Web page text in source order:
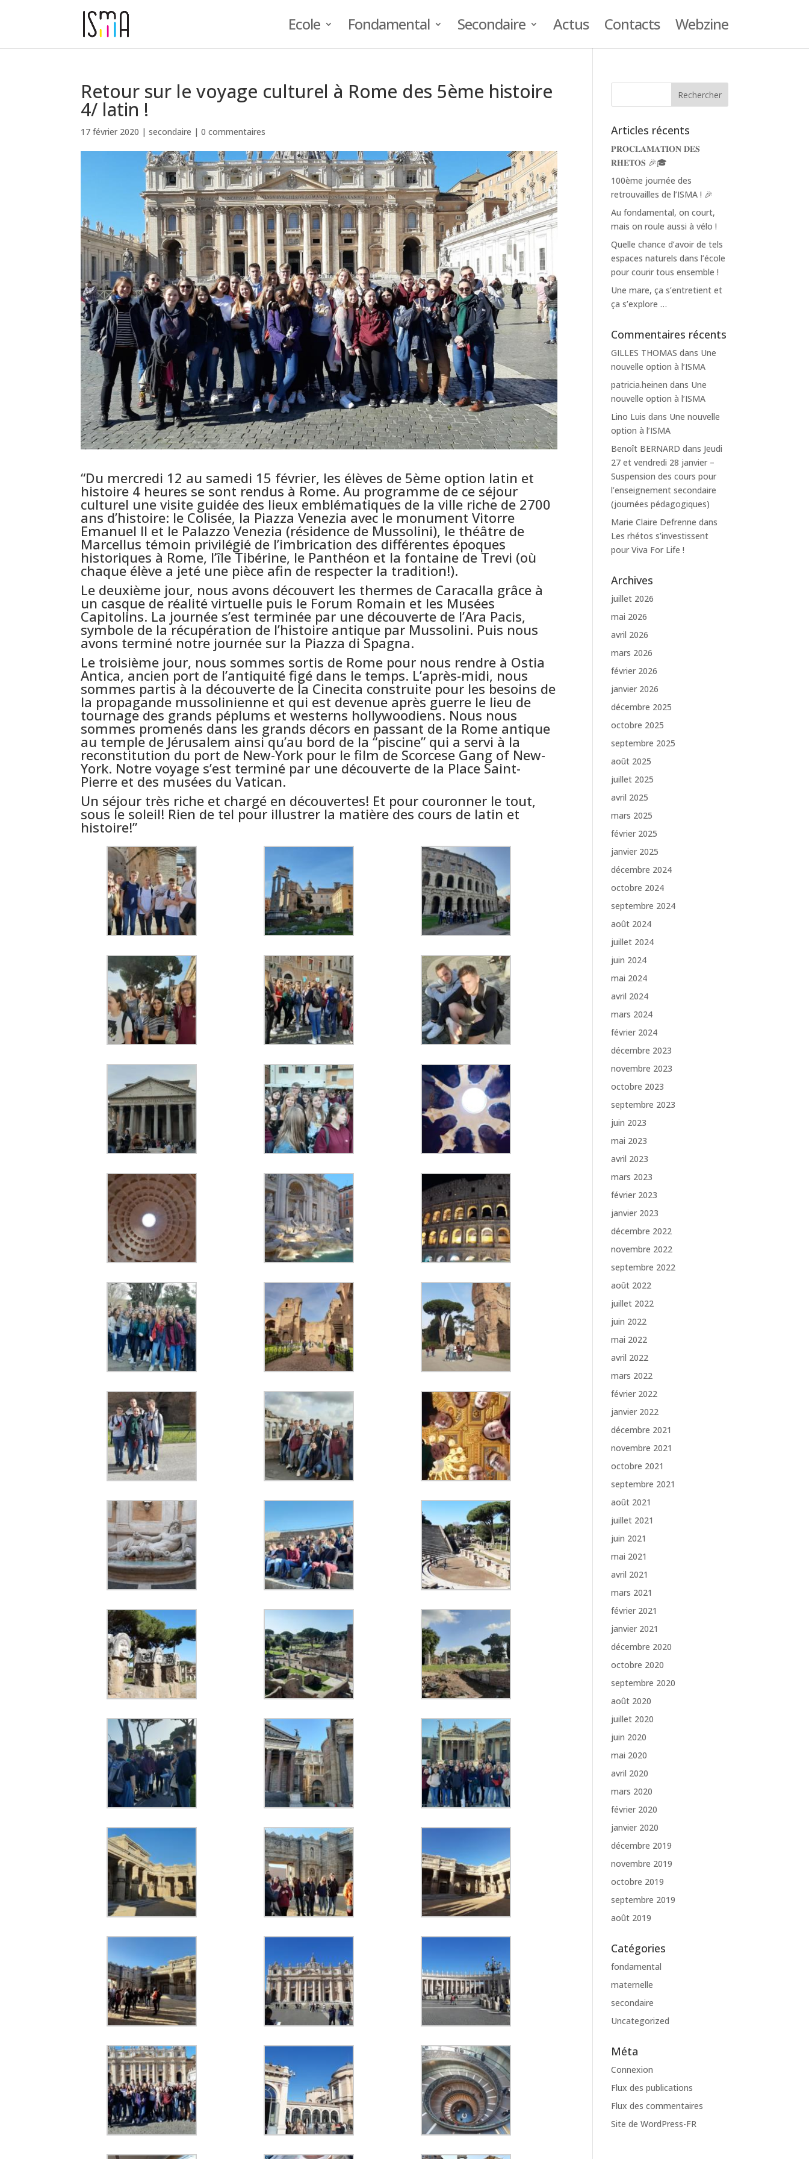
Ecole Fondamental Secondaire Actus Contacts Webzine
Retour sur le voyage culturel à Rome des 5ème histoire
4/ latin !
17 février 2020 |secondaire |0 commentaires
“Du mercredi 12 au samedi 15 février, les élèves de 5ème option latin et
histoire 4 heures se sont rendus à Rome. Au programme de ce séjour
culturel une visite guidée des lieux emblématiques de la ville riche de 2700
ans d’histoire: le Colisée, la Piazza Venezia avec le monument Vitorre
Emanuel II et le Palazzo Venezia (résidence de Mussolini), le théâtre de
Marcellus témoin privilégié de l’imbrication des différentes époques
historiques à Rome, l’île Tibérine, le Panthéon et la fontaine de Trevi (où
chaque élève a jeté une pièce afin de respecter la tradition!).
Le deuxième jour, nous avons découvert les thermes de Caracalla grâce à
un casque de réalité virtuelle puis le Forum Romain et les Musées
Capitolins. La journée s’est terminée par une découverte de l’Ara Pacis,
symbole de la récupération de l’histoire antique par Mussolini. Puis nous
avons terminé notre journée sur la Piazza di Spagna.
Le troisième jour, nous sommes sortis de Rome pour nous rendre à Ostia
Antica, ancien port de l’antiquité figé dans le temps. L’après-midi, nous
sommes partis à la découverte de la Cinecita construite pour les besoins de
la propagande mussolinienne et qui est devenue après guerre le lieu de
tournage des grands péplums et westerns hollywoodiens. Nous nous
sommes promenés dans les grands décors en passant de la Rome antique
au temple de Jérusalem ainsi qu’au bord de la “piscine” qui a servi à la
reconstitution du port de New-York pour le film de Scorcese Gang of New-
York. Notre voyage s’est terminé par une découverte de la Place Saint-
Pierre et des musées du Vatican.
Un séjour très riche et chargé en découvertes! Et pour couronner le tout,
sous le soleil! Rien de tel pour illustrer la matière des cours de latin et
histoire!”
Articles récents
𝐏𝐑𝐎𝐂𝐋𝐀𝐌𝐀𝐓𝐈𝐎𝐍 𝐃𝐄𝐒
𝐑𝐇𝐄𝐓𝐎𝐒 🎉🎓
100ème journée des
retrouvailles de l’ISMA ! 🎉
Au fondamental, on court,
mais on roule aussi à vélo !
Quelle chance d’avoir de tels
espaces naturels dans l’école
pour courir tous ensemble !
Une mare, ça s’entretient et
ça s’explore …
Commentaires récents
GILLES THOMAS dans Une
nouvelle option à l’ISMA
patricia.heinen dans Une
nouvelle option à l’ISMA
Lino Luis dans Une nouvelle
option à l’ISMA
Benoît BERNARD dans Jeudi
27 et vendredi 28 janvier –
Suspension des cours pour
l’enseignement secondaire
(journées pédagogiques)
Marie Claire Defrenne dans
Les rhétos s’investissent
pour Viva For Life !
Archives
juillet 2026
mai 2026
avril 2026
mars 2026
février 2026
janvier 2026
décembre 2025
octobre 2025
septembre 2025
août 2025
juillet 2025
avril 2025
mars 2025
février 2025
janvier 2025
décembre 2024
octobre 2024
septembre 2024
août 2024
juillet 2024
juin 2024
mai 2024
avril 2024
mars 2024
février 2024
décembre 2023
novembre 2023
octobre 2023
septembre 2023
juin 2023
mai 2023
avril 2023
mars 2023
février 2023
janvier 2023
décembre 2022
novembre 2022
septembre 2022
août 2022
juillet 2022
juin 2022
mai 2022
avril 2022
mars 2022
février 2022
janvier 2022
décembre 2021
novembre 2021
octobre 2021
septembre 2021
août 2021
juillet 2021
juin 2021
mai 2021
avril 2021
mars 2021
février 2021
janvier 2021
décembre 2020
octobre 2020
septembre 2020
août 2020
juillet 2020
juin 2020
mai 2020
avril 2020
mars 2020
février 2020
janvier 2020
décembre 2019
novembre 2019
octobre 2019
septembre 2019
août 2019
Catégories
fondamental
maternelle
secondaire
Uncategorized
Méta
Connexion
Flux des publications
Flux des commentaires
Site de WordPress-FR